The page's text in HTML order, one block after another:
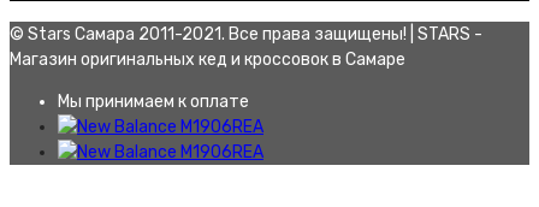
© Stars Самара 2011-2021. Все права защищены! | STARS -
Магазин оригинальных кед и кроссовок в Самаре
Мы принимаем к оплате